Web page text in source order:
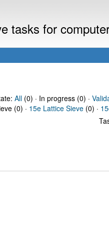
tasks for
All(0) · In progress (0) ·
(0) · 15e Lattice Sieve (0) ·